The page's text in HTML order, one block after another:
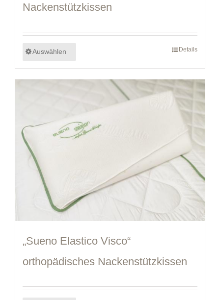
Nackenstützkissen
Auswählen Details
„Sueno Elastico Visco“
orthopädisches Nackenstützkissen